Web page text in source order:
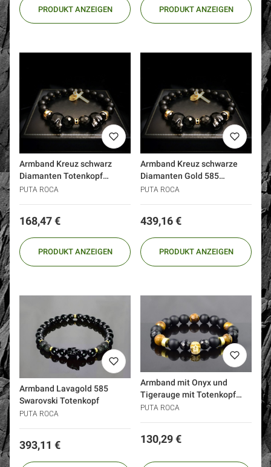
PRODUKT ANZEIGEN PRODUKT ANZEIGEN
Armband Kreuz schwarz
Diamanten Totenkopf
Swarovski Gold Silber
PUTA ROCA
Preis
168,47 €
PRODUKT ANZEIGEN
Armband Kreuz schwarze
Diamanten Gold 585
Totenkopf Swarovski
PUTA ROCA
Preis
439,16 €
PRODUKT ANZEIGEN
Armband Lavagold 585
Swarovski Totenkopf
PUTA ROCA
Preis
393,11 €
Armband mit Onyx und
Tigerauge mit Totenkopf
Silber 925 Gold 24k (1)
PUTA ROCA
Preis
130,29 €